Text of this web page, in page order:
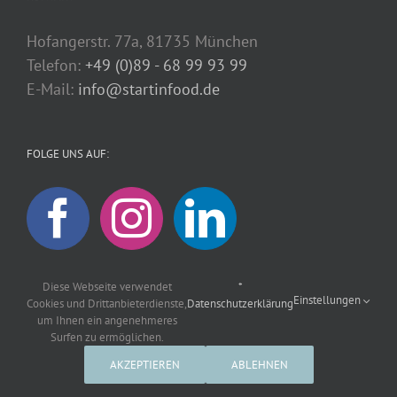
Hofangerstr. 77a, 81735 München
Telefon: +49 (0)89 - 68 99 93 99
E-Mail: info@startinfood.de
FOLGE UNS AUF:
Copyright © 2016-2025 - startinfood.de | Impressum|Datenschutzerklärung
Diese Webseite verwendet
Cookies und Drittanbieterdienste,
um Ihnen ein angenehmeres
Surfen zu ermöglichen.
*
DatenschutzerklärungEinstellungen
AKZEPTIEREN ABLEHNEN